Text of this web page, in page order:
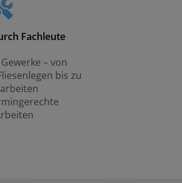
Fachleute
– von
bis zu